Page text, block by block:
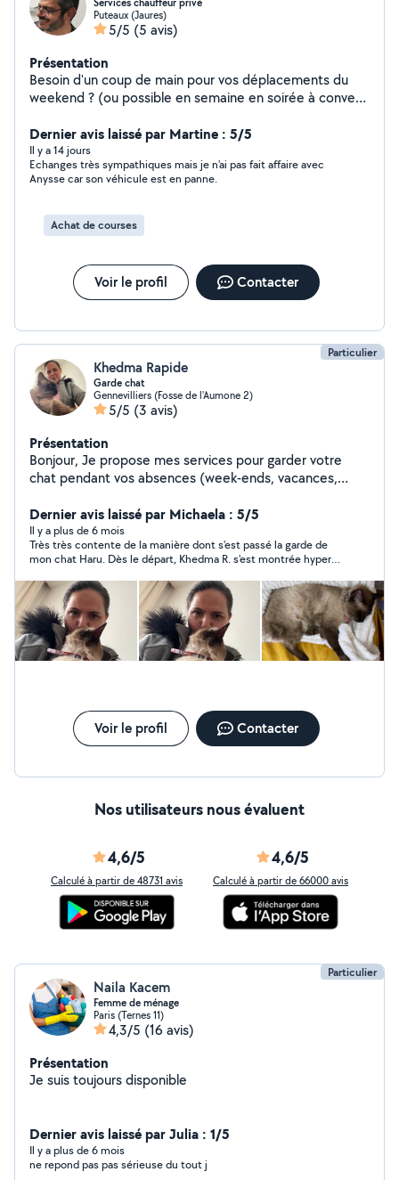
Puteaux (Jaures)
5/5 (5 avis)
Présentation
Besoin d'un coup de main pour vos déplacements du
weekend ? (ou possible en semaine en soirée à convenir
privé. (pour personnes âgées, personnes à mobilités
réduites, accompagnement enfants pour anniversaire...
) Confort, sécurité et bonne humeur sont garantis :) Je
suis une personne responsable et avenante. J'ai été
logistiques en ce qui concerne mes proches. Je sais que
ce service peut être essentiel pour alléger quelque peu
Oracle et PLSQL oracle)
Dernier avis laissé par Martine : 5/5
Il y a 14 jours
Echanges très sympathiques mais je n'ai pas fait affaire avec
Anysse car son véhicule est en panne.
Achat de courses
Voir le profil Contacter
Particulier
Khedma Rapide
Garde chat
Gennevilliers (Fosse de l'Aumone 2)
5/5 (3 avis)
Présentation
Bonjour, Je propose mes services pour garder votre
chat pendant vos absences (week-ends, vacances,
à domicile pour m'occuper de votre compagnon :
Nourrir et changer l'eau Nettoyer la litière Jouer et
câliner votre chat Donner des nouvelles régulières
(photos/vidéos) Disponible à [votre ville/quartier]. Tarifs
: à convenir ensemble selon la durée et la fréquence
des visites. N'hésitez pas à me contacter pour plus
d'informations !
Dernier avis laissé par Michaela : 5/5
Il y a plus de 6 mois
Très très contente de la manière dont s'est passé la garde de
mon chat Haru. Dès le départ, Khedma R. s'est montrée hyper
quasiment tous les jours et mon chat était visiblement
détendu. Je recommande à 100%. Un grand merci !
Voir le profil Contacter
Nos utilisateurs nous évaluent
4,6/5
Calculé à partir de 48731 avis
4,6/5
Calculé à partir de 66000 avis
Particulier
Naila Kacem
Femme de ménage
Paris (Ternes 11)
4,3/5 (16 avis)
Présentation
Je suis toujours disponible
Dernier avis laissé par Julia : 1/5
Il y a plus de 6 mois
ne repond pas pas sérieuse du tout j